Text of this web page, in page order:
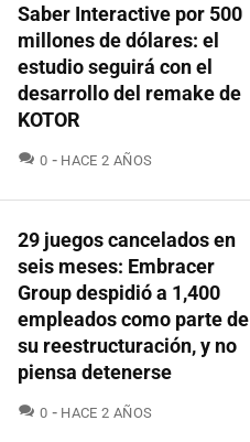
Saber Interactive por 500
millones de dólares: el
estudio seguirá con el
desarrollo del remake de
KOTOR
0 COMENTARIOS
HACE 2 AÑOS
29 juegos cancelados en
seis meses: Embracer
Group despidió a 1,400
empleados como parte de
su reestructuración, y no
piensa detenerse
0 COMENTARIOS
HACE 2 AÑOS